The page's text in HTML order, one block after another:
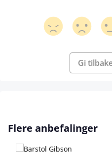
Gi
Hopp over produktgalleri
Flere anbefalinger